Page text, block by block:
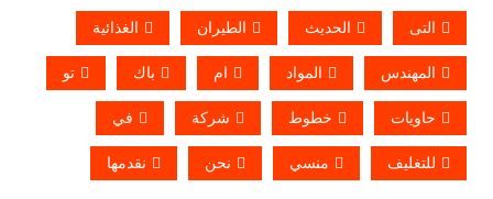
التى الحديث الطيران الغذائية
المهندس المواد ام باك تو
حاويات خطوط شركة في
للتغليف منسي نحن نقدمها